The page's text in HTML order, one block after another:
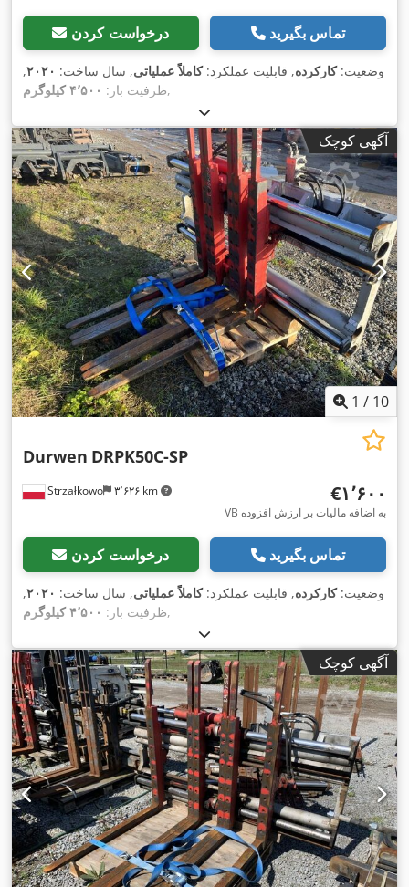
درخواست کردن تماس بگیرید
وضعیت:کارکرده, قابلیت عملکرد:کاملاً عملیاتی, سال ساخت: ۲۰۲۰,
ظرفیت بار: ۴٬۵۰۰ کیلوگرم ,
آگهی کوچک
1 / 10
Strzałkowo ۳٬۶۲۶ km
Durwen DRPK50C-SP
‎€۱٬۶۰۰
VB به اضافه مالیات بر ارزش افزوده
درخواست کردن تماس بگیرید
وضعیت:کارکرده, قابلیت عملکرد:کاملاً عملیاتی, سال ساخت: ۲۰۲۰,
ظرفیت بار: ۴٬۵۰۰ کیلوگرم ,
آگهی کوچک